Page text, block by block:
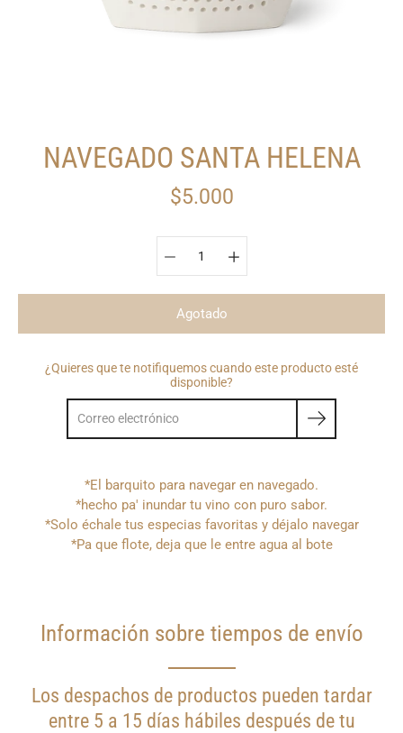
NAVEGADO SANTA HELENA
$5.000
Seleccionar variante
Agotado
¿Quieres que te notifiquemos cuando este producto esté
disponible?
*El barquito para navegar en navegado.
*hecho pa' inundar tu vino con puro sabor.
*Solo échale tus especias favoritas y déjalo navegar
*Pa que flote, deja que le entre agua al bote
Información sobre tiempos de envío
Los despachos de productos pueden tardar
entre 5 a 15 días hábiles después de tu